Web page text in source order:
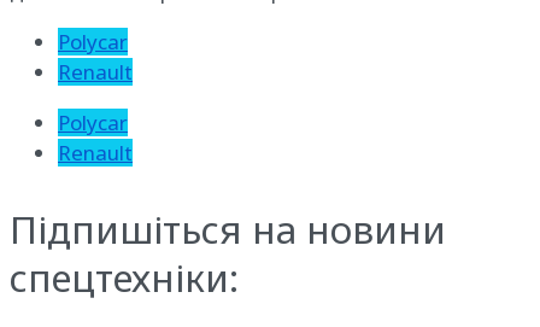
Polycar
Renault
Polycar
Renault
Підпишіться на новини
спецтехніки: